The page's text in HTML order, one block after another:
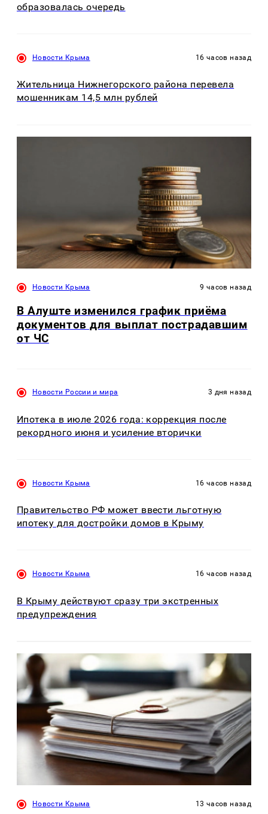
образовалась очередь
Новости Крыма 16 часов назад
Жительница Нижнегорского района перевела
мошенникам 14,5 млн рублей
Новости Крыма 9 часов назад
В Алуште изменился график приёма
документов для выплат пострадавшим
от ЧС
Новости России и мира 3 дня назад
Ипотека в июле 2026 года: коррекция после
рекордного июня и усиление вторички
Новости Крыма 16 часов назад
Правительство РФ может ввести льготную
ипотеку для достройки домов в Крыму
Новости Крыма 16 часов назад
В Крыму действуют сразу три экстренных
предупреждения
Новости Крыма 13 часов назад